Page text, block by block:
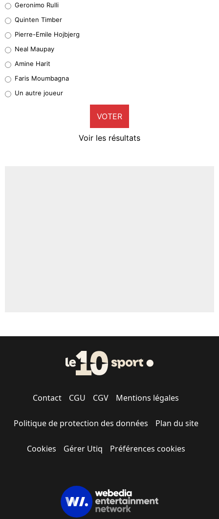
32%
5%
1%
9%
Geronimo Rulli
Quinten Timber
Pierre-Emile Hojbjerg
Neal Maupay
Amine Harit
Faris Moumbagna
Un autre joueur
VOTER
Voir les résultats
Contact CGU CGV Mentions légales
Politique de protection des données Plan du site
Cookies Gérer Utiq Préférences cookies